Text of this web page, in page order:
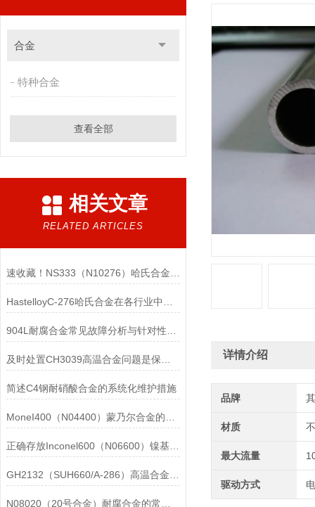
合金
特种合金
查看全部
相关文章
RELATED ARTICLES
简述C4钢耐硝酸合金的系统化维护措施
正确存放Inconel600（N06600）镍基合金的重要性介绍
详情介绍
品牌
材质
最大流量
驱动方式